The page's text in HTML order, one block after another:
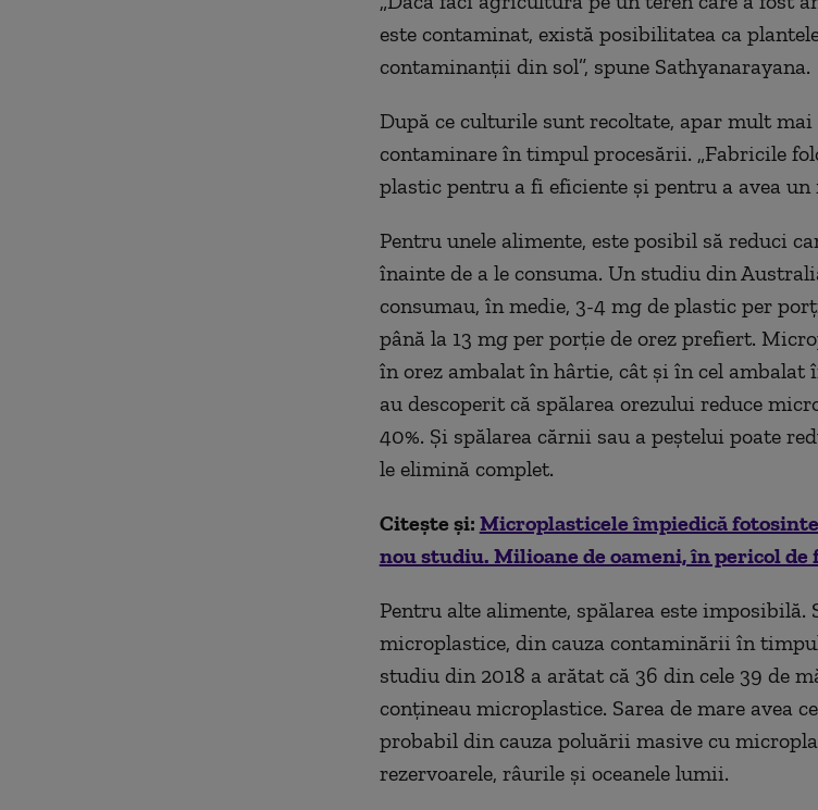
este contaminat, există posibilitatea ca
contaminanții din sol”, spune Sathyanarayana.
După ce culturile sunt recoltate, apar mult
contaminare în timpul procesării. „Fabricile
plastic pentru a fi eficiente și pentru a avea un
Pentru unele alimente, este posibil să reduci
înainte de a le consuma. Un studiu din
consumau, în medie, 3-4 mg de plastic per
până la 13 mg per porție de orez prefiert.
în orez ambalat în hârtie, cât și în cel ambalat
au descoperit că spălarea orezului reduce
40%. Și spălarea cărnii sau a peștelui poate
le elimină complet.
Citește și: Microplasticele împiedică
nou studiu. Milioane de oameni, în pericol de
Pentru alte alimente, spălarea este imposibilă.
microplastice, din cauza contaminării în
studiu din 2018 a arătat că 36 din cele 39 de
conțineau microplastice. Sarea de mare avea
probabil din cauza poluării masive cu
rezervoarele, râurile și oceanele lumii.